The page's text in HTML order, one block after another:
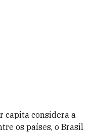
capita considera a
os países, o Brasil